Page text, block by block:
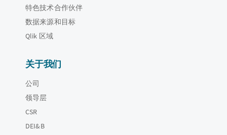
特色技术合作伙伴
数据来源和目标
Qlik 区域
关于我们
公司
领导层
CSR
DEI&B